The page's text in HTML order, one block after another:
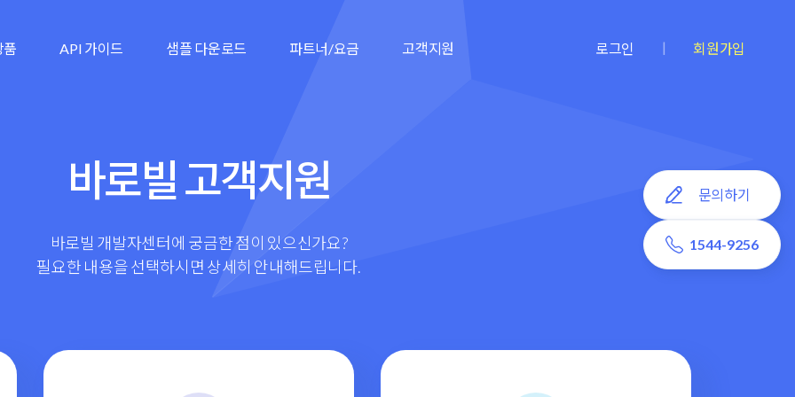
품 API 가이드 샘플 다운로드 파트너/요금 고객지원 로그인 | 회원가입
문의하기
1544-9256
바로빌 고객지원
바로빌 개발자센터에 궁금한 점이 있으신가요?
필요한 내용을 선택하시면 상세히 안내해드립니다.